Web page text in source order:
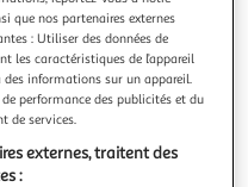
édition limitée,
Rose Translucide », met
une version spéciale.
une touche unique,
amateurs de
de ce produit ?
prix
que nos partenaires externes
: Utiliser des données de
les caractéristiques de l’appareil
informations sur un appareil.
performance des publicités et du
de services.
externes, traitent des
: